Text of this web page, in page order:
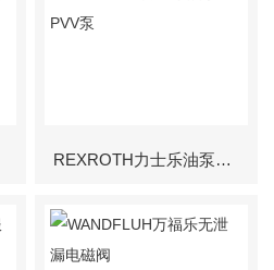
REXROTH力士乐油泵PVV泵